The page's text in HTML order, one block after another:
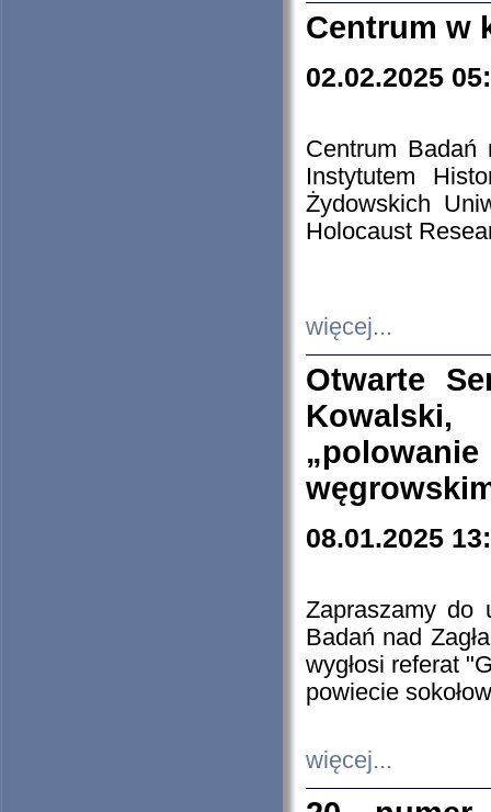
Centrum w
02.02.2025
Centrum Badań
Instytutem
Żydowskich
Holocaust
więcej...
Otwarte
08.01.2025
Zapraszamy do
Badań nad
wygłosi referat
powiecie
więcej...